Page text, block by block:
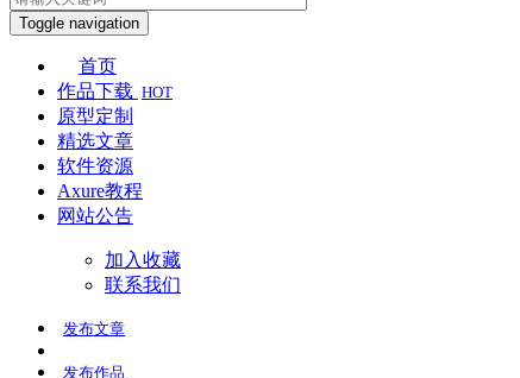
Toggle navigation
首页
作品下载 HOT
原型定制
精选文章
软件资源
Axure教程
网站公告
加入收藏
联系我们
发布文章
发布作品